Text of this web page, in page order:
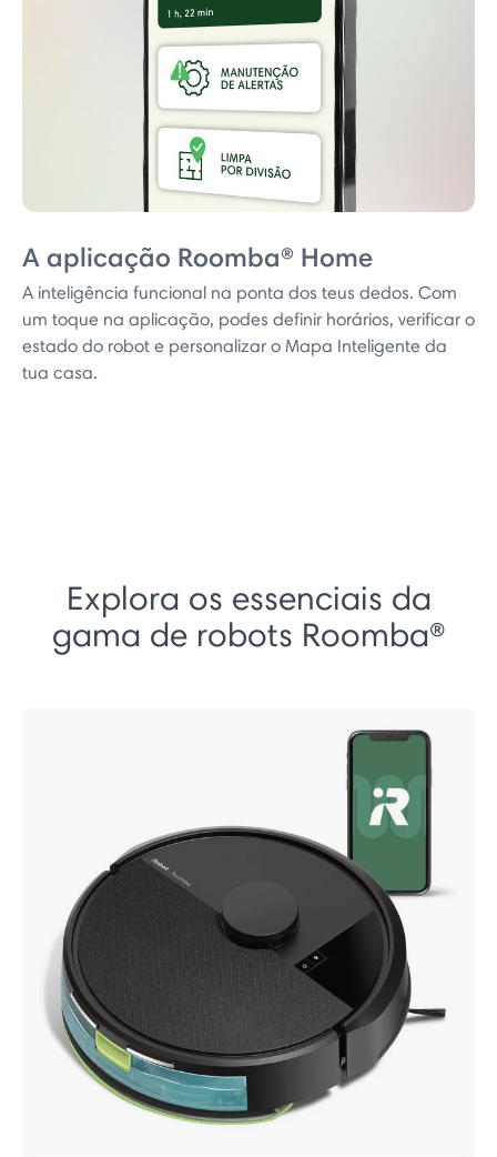
A aplicação Roomba® Home
A inteligência funcional na ponta dos teus dedos. Com
um toque na aplicação, podes definir horários, verificar o
estado do robot e personalizar o Mapa Inteligente da
tua casa.
Explora os essenciais da
gama de robots Roomba®